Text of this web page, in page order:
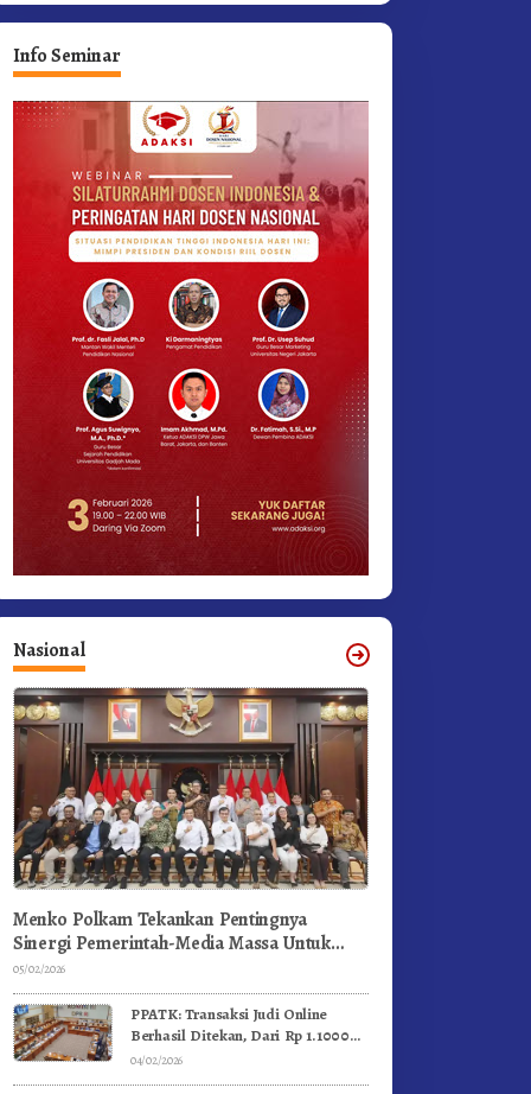
Info Seminar
Nasional
Menko Polkam Tekankan Pentingnya
Sinergi Pemerintah-Media Massa Untuk
Jaga Stabilitas Bangsa
05/02/2026
PPATK: Transaksi Judi Online
Berhasil Ditekan, Dari Rp 1.1000
Triliun Menjadi Rp 268 Triliun
04/02/2026